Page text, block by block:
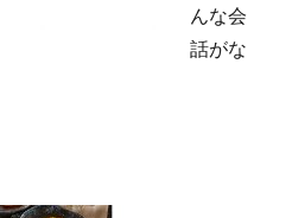
んな会
話がな